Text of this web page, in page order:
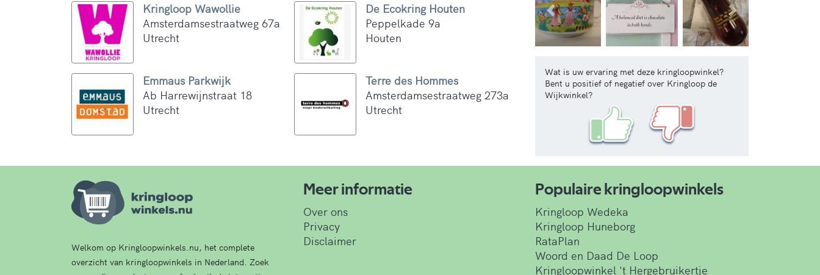
Vorige Volgende
Wat is uw ervaring met deze kringloopwinkel?
Bent u positief of negatief over Kringloop de
Wijkwinkel?
Kringloop Wawollie
Amsterdamsestraatweg 67a
Utrecht
De Ecokring Houten
Peppelkade 9a
Houten
Emmaus Parkwijk
Ab Harrewijnstraat 18
Utrecht
Terre des Hommes
Amsterdamsestraatweg 273a
Utrecht
Welkom op Kringloopwinkels.nu, het complete
overzicht van kringloopwinkels in Nederland. Zoek
Meer informatie
Over ons
Privacy
Disclaimer
Populaire kringloopwinkels
Kringloop Wedeka
Kringloop Huneborg
RataPlan
Woord en Daad De Loop
Kringloopwinkel 't Hergebruikertje